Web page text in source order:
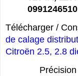
Télécharger /
de calage
Citroën 2.5, 2.8